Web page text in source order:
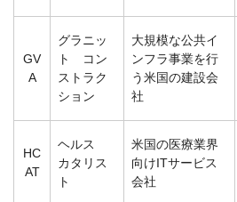
GV
A
グラニッ
ト コン
ストラク
ション
大規模な公共イ
ンフラ事業を行
う米国の建設会
社
HC
AT
ヘルス
カタリス
ト
米国の医療業界
向けITサービス
会社